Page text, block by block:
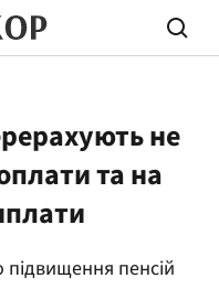
не
та на
підвищення пенсій